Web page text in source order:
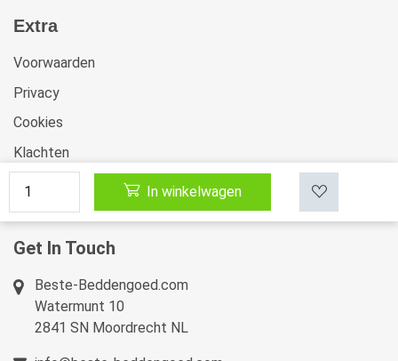
In winkelwagen
Extra
Voorwaarden
Privacy
Cookies
Klachten
Retourneren & Ruilen
Sitemap
Get In Touch
Beste-Beddengoed.com
Watermunt 10
2841 SN Moordrecht NL